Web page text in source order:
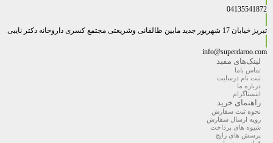
04135541872
تبریز خیابان 17 شهریور جدید مابین طالقانی وشریعتی مجتمع کسری داروخانه دکتر نایبی
info@superdaroo.com
لینک‌های مفید
تماس باما
ثبت نام درسایت
درباره ما
اینستاگرام
راهنمای خرید
نحوه ثبت سفارش
رویه ارسال سفارش
شیوه های پرداخت
پرسش هاي رايج